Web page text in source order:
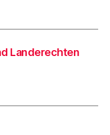
Landerechten